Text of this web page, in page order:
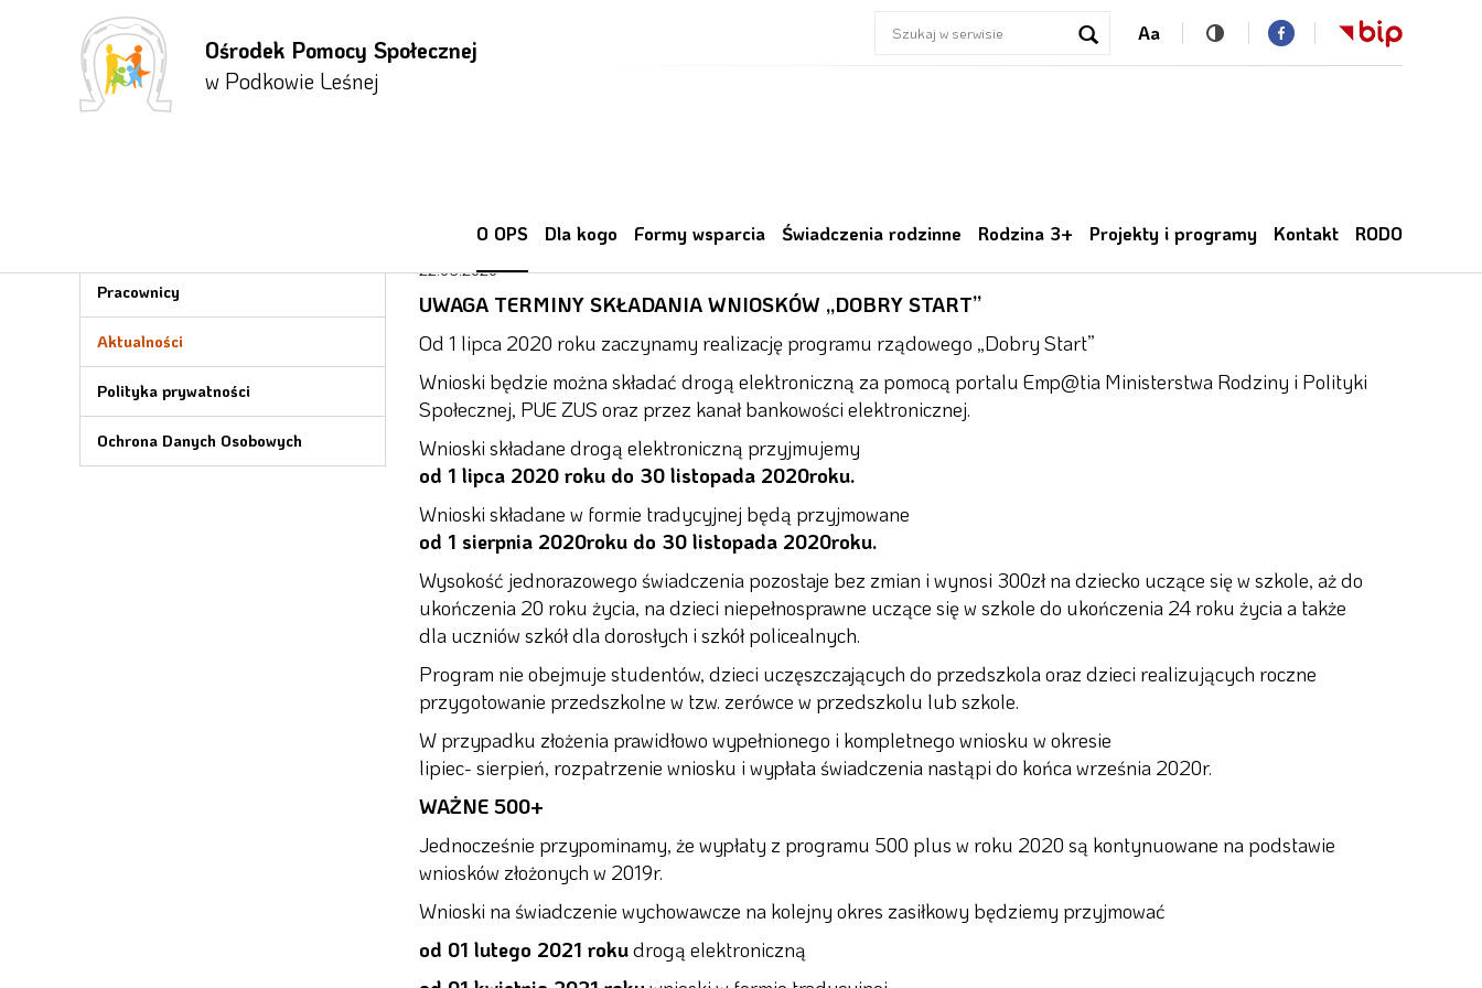
Przejdź
do menu
głównego
Przejdź
treści
Przejdź
do menu
bocznego
Ośrodek Pomocy Społecznej
w Podkowie Leśnej
Aa
O OPS Dla kogo Formy wsparcia Świadczenia rodzinne Rodzina 3+ Projekty i programy Kontakt RODO
Pracownicy
Aktualności
Polityka prywatności
Ochrona Danych Osobowych
Ważne informacje
22.06.2020
UWAGA TERMINY SKŁADANIA WNIOSKÓW „DOBRY START”
Od 1 lipca 2020 roku zaczynamy realizację programu rządowego „Dobry Start”
Wnioski będzie można składać drogą elektroniczną za pomocą portalu Emp@tia Ministerstwa Rodziny i Polityki
Społecznej, PUE ZUS oraz przez kanał bankowości elektronicznej.
Wnioski składane drogą elektroniczną przyjmujemy
od 1 lipca 2020 roku do 30 listopada 2020roku.
Wnioski składane w formie tradycyjnej będą przyjmowane
od 1 sierpnia 2020roku do 30 listopada 2020roku.
Wysokość jednorazowego świadczenia pozostaje bez zmian i wynosi 300zł na dziecko uczące się w szkole, aż do
ukończenia 20 roku życia, na dzieci niepełnosprawne uczące się w szkole do ukończenia 24 roku życia a także
dla uczniów szkół dla dorosłych i szkół policealnych.
Program nie obejmuje studentów, dzieci uczęszczających do przedszkola oraz dzieci realizujących roczne
przygotowanie przedszkolne w tzw. zerówce w przedszkolu lub szkole.
W przypadku złożenia prawidłowo wypełnionego i kompletnego wniosku w okresie
lipiec- sierpień, rozpatrzenie wniosku i wypłata świadczenia nastąpi do końca września 2020r.
WAŻNE 500+
Jednocześnie przypominamy, że wypłaty z programu 500 plus w roku 2020 są kontynuowane na podstawie
wniosków złożonych w 2019r.
Wnioski na świadczenie wychowawcze na kolejny okres zasiłkowy będziemy przyjmować
od 01 lutego 2021 rokudrogą elektroniczną